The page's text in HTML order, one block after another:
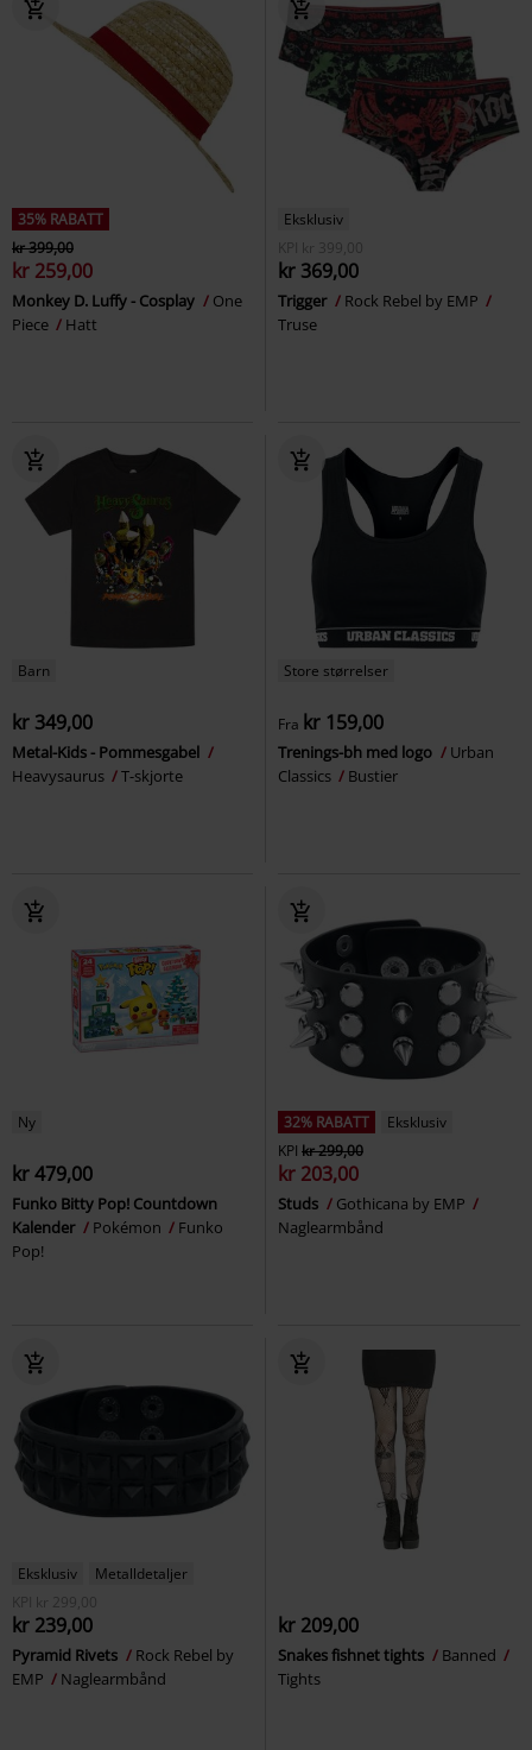
35% RABATT
kr 399,00
kr 259,00
Monkey D. Luffy - Cosplay
One
Piece
Hatt
Eksklusiv
KPI
kr 399,00
kr 369,00
Trigger
Rock Rebel by EMP
Truse
Barn
kr 349,00
Metal-Kids - Pommesgabel
Heavysaurus
T-skjorte
Store størrelser
Fra kr 159,00
Trenings-bh med logo
Urban
Classics
Bustier
Ny
kr 479,00
Funko Bitty Pop! Countdown
Kalender
Pokémon
Funko
Pop!
32% RABATT
Eksklusiv
KPI kr 299,00
kr 203,00
Studs
Gothicana by EMP
Naglearmbånd
Eksklusiv
Metalldetaljer
KPI
kr 299,00
kr 239,00
Pyramid Rivets
Rock Rebel by
EMP
Naglearmbånd
kr 209,00
Snakes fishnet tights
Banned
Tights